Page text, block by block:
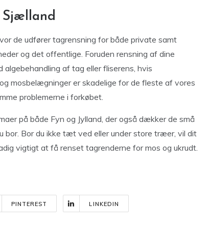
Sjælland
de udfører tagrensning for både private samt
og det offentlige. Foruden rensning af dine
af tag eller fliserens, hvis
mosbelægninger er skadelige for de fleste af vores
problemerne i forkøbet.
på både Fyn og Jylland, der også dækker de små
bor. Bor du ikke tæt ved eller under store træer, vil dit
vigtigt at få renset tagrenderne for mos og ukrudt.
PINTEREST LINKEDIN